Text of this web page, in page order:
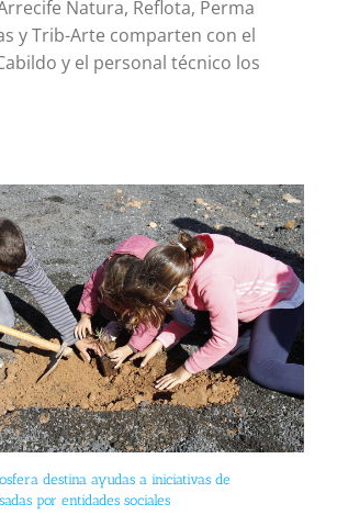
Natura, Reflota, Perma
y Trib-Arte comparten con el
y el personal técnico los
destina ayudas a iniciativas de
por entidades sociales